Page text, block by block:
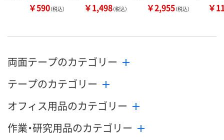
￥590（税込） ￥1,498（税込） ￥2,955（税込） ￥
両面テープのカテゴリー
テープのカテゴリー
オフィス用品のカテゴリー
作業・研究用品のカテゴリー